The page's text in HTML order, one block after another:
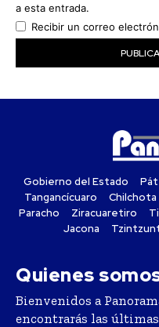
a esta entrada.
Recibir un correo
Gobierno del Estado
Tangancícuaro
Chilchota
Paracho
Ziracuaretiro
Jacona
Quienes
Bienvenidos a
encontrarás las